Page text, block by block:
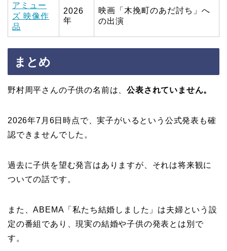
アミュー
ズ 映像作
品
2026
年
映画「木挽町のあだ討ち」へ
の出演
まとめ
野村周平さんの子供の名前は、公表されていません。
2026年7月6日時点で、実子がいるという公式発表も確
認できませんでした。
過去に子供を望む発言はありますが、それは将来観に
ついての話です。
また、ABEMA「私たち結婚しました」は夫婦という設
定の番組であり、現実の結婚や子供の発表とは別で
す。